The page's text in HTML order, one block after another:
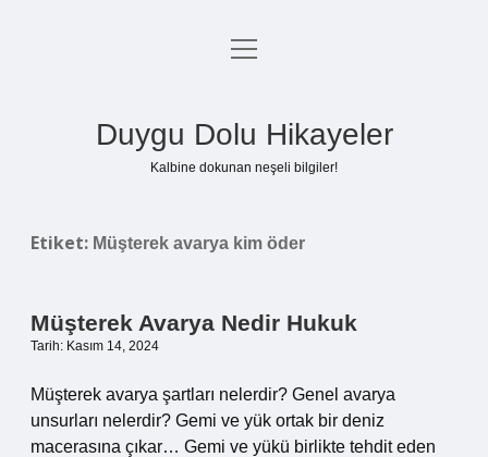
Anasayfa
menüyü
Duygu Dolu Hikayeler
Kalbine dokunan neşeli bilgiler!
Etiket: Müşterek avarya kim öder
Müşterek Avarya Nedir Hukuk
Tarih: Kasım 14, 2024
Müşterek avarya şartları nelerdir? Genel avarya
unsurları nelerdir? Gemi ve yük ortak bir deniz
macerasına çıkar… Gemi ve yükü birlikte tehdit eden